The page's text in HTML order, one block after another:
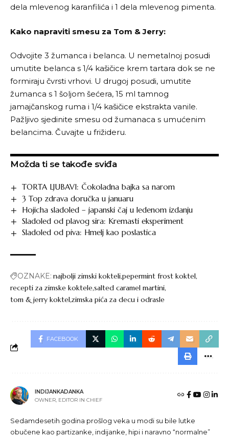
dela mlevenog karanfilića i 1 dela mlevenog pimenta.
Kako napraviti smesu za Tom & Jerry:
Odvojite 3 žumanca i belanca. U nemetalnoj posudi
umutite belanca s 1/4 kašičice krem tartara dok se ne
formiraju čvrsti vrhovi. U drugoj posudi, umutite
žumanca s 1 šoljom šećera, 15 ml tamnog
jamajčanskog ruma i 1/4 kašičice ekstrakta vanile.
Pažljivo sjedinite smesu od žumanaca s umućenim
belancima. Čuvajte u frižideru.
Možda ti se takođe sviđa
TORTA LJUBAVI: Čokoladna bajka sa narom
3 Top zdrava doručka u januaru
Hojicha sladoled – japanski čaj u ledenom izdanju
Sladoled od plavog sira: Kremasti eksperiment
Sladoled od piva: Hmelj kao poslastica
OZNAKE: najbolji zimski koktelipepermint frost koktel
recepti za zimske koktelesalted caramel martini
tom & jerry koktelzimska pića za decu i odrasle
FACEBOOK
INDIJANKADANKA
OWNER, EDITOR IN CHIEF
Sedamdesetih godina prošlog veka u modi su bile lutke
obučene kao partizanke, indijanke, hipi i naravno “normalne”